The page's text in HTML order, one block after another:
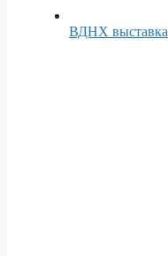
ВДНХ выставка